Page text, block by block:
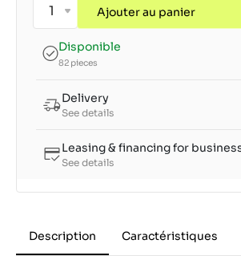
Ajouter au panier
Disponible
82 pieces
Delivery
See details
Leasing & financing for
See details
Description Caractéristiques